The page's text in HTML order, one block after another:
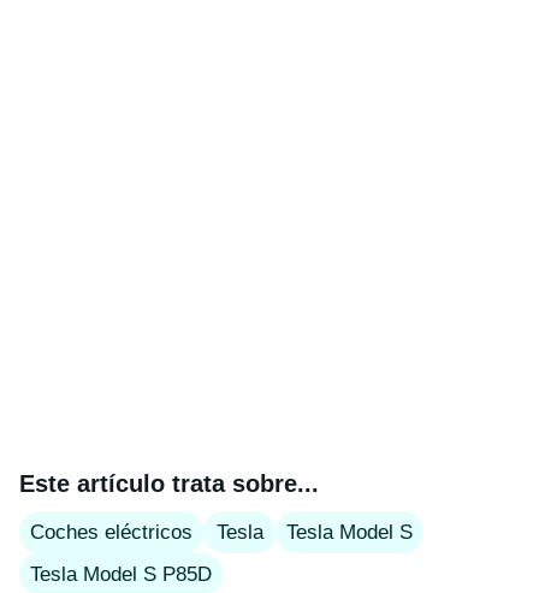
Este artículo trata sobre...
Coches eléctricos Tesla
Tesla Model S
Tesla Model S P85D